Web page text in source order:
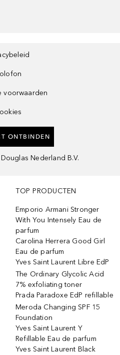
voorwaarden
ONTBINDEN
Nederland B.V.
TOP PRODUCTEN
Emporio Armani Stronger
With You Intensely Eau de
parfum
Carolina Herrera Good Girl
Eau de parfum
Yves Saint Laurent Libre EdP
The Ordinary Glycolic Acid
7% exfoliating toner
Prada Paradoxe EdP refillable
Meroda Changing SPF 15
Foundation
Yves Saint Laurent Y
Refillable Eau de parfum
Yves Saint Laurent Black